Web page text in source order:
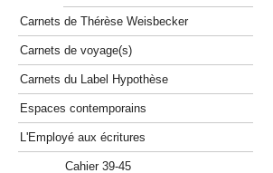
Carnets de Thérèse Weisbecker
Carnets de voyage(s)
Carnets du Label Hypothèse
Espaces contemporains
L'Employé aux écritures
Cahier 39-45